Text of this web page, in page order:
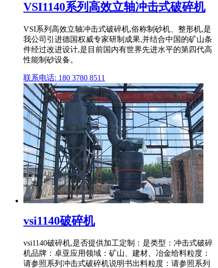
VSI1140系列高效立轴冲击式破碎机
VSI系列高效立轴冲击式破碎机,俗称制砂机、整形机,是
我公司引进德国权威专家研制成果,并结合中国的矿山条
件经过改进设计,是目前国内有世界先进水平的第四代高
性能制砂设备。
联系电话: 180 3780 8511
vsi1140破碎机
vsi1140破碎机,是否提供加工定制：是类型：冲击式破碎
机品牌：卓亚应用领域：矿山、建材、冶金给料粒度：
请参照系列冲击式破碎机说明书出料粒度：请参照系列